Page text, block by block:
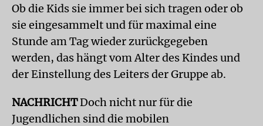
Ob die Kids sie immer bei sich tragen oder ob
sie eingesammelt und für maximal eine
Stunde am Tag wieder zurückgegeben
werden, das hängt vom Alter des Kindes und
der Einstellung des Leiters der Gruppe ab.
NACHRICHTDoch nicht nur für die
Jugendlichen sind die mobilen